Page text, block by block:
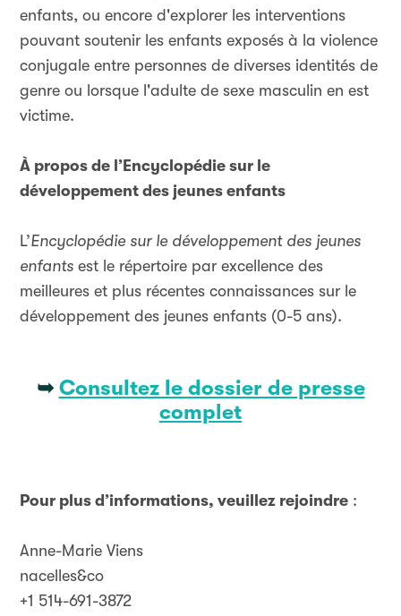
enfants, ou encore d'explorer les interventions
pouvant soutenir les enfants exposés à la violence
conjugale entre personnes de diverses identités de
genre ou lorsque l'adulte de sexe masculin en est
victime.
À propos de l’Encyclopédie sur le
développement des jeunes enfants
L’Encyclopédie sur le développement des jeunes
enfants est le répertoire par excellence des
meilleures et plus récentes connaissances sur le
développement des jeunes enfants (0-5 ans).
➥Consultez le dossier de presse
complet
Pour plus d’informations, veuillez rejoindre :
Anne-Marie Viens
nacelles&co
+1 514-691-3872